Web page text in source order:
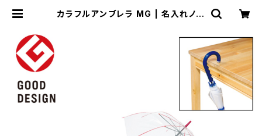
カラフルアンブレラ MG | 名入れノベ